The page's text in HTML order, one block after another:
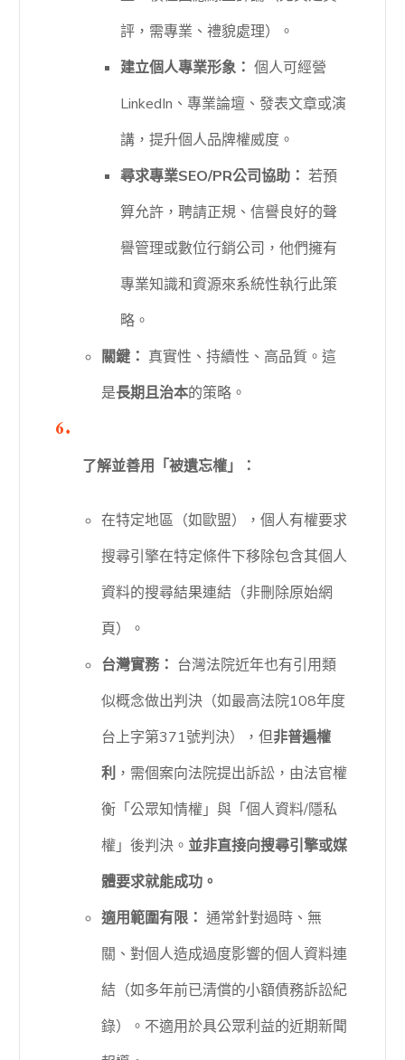
評，需專業、禮貌處理）。
建立個人專業形象： 個人可經營
LinkedIn、專業論壇、發表文章或演
講，提升個人品牌權威度。
尋求專業SEO/PR公司協助： 若預
算允許，聘請正規、信譽良好的聲
譽管理或數位行銷公司，他們擁有
專業知識和資源來系統性執行此策
略。
關鍵： 真實性、持續性、高品質。這
是長期且治本的策略。
了解並善用「被遺忘權」：
在特定地區（如歐盟），個人有權要求
搜尋引擎在特定條件下移除包含其個人
資料的搜尋結果連結（非刪除原始網
頁）。
台灣實務： 台灣法院近年也有引用類
似概念做出判決（如最高法院108年度
台上字第371號判決），但非普遍權
利 ，需個案向法院提出訴訟，由法官權
衡「公眾知情權」與「個人資料/隱私
權」後判決。 並非直接向搜尋引擎或媒
體要求就能成功。
適用範圍有限： 通常針對過時、無
關、對個人造成過度影響的個人資料連
結（如多年前已清償的小額債務訴訟紀
錄）。不適用於具公眾利益的近期新聞